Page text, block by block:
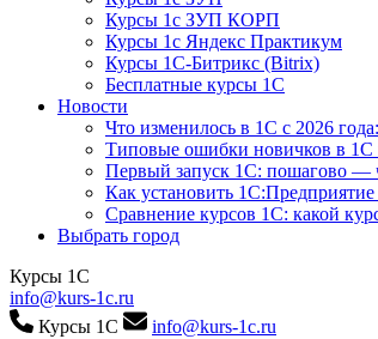
Курсы 1с ЗУП КОРП
Курсы 1с Яндекс Практикум
Курсы 1С-Битрикс (Bitrix)
Бесплатные курсы 1С
Новости
Что изменилось в 1С с 2026
Типовые ошибки новичков в 1С
Первый запуск 1С: пошагово —
Как установить
Сравнение курсов 1С: какой
Выбрать город
Курсы 1С
info@kurs-1c.ru
Курсы 1С
info@kurs-1c.ru